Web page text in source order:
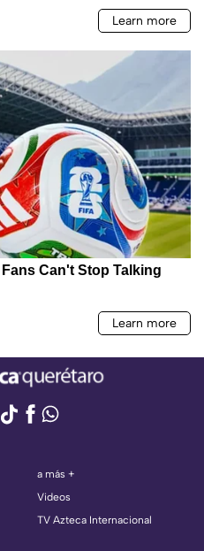
a más +
Videos
TV Azteca Internacional